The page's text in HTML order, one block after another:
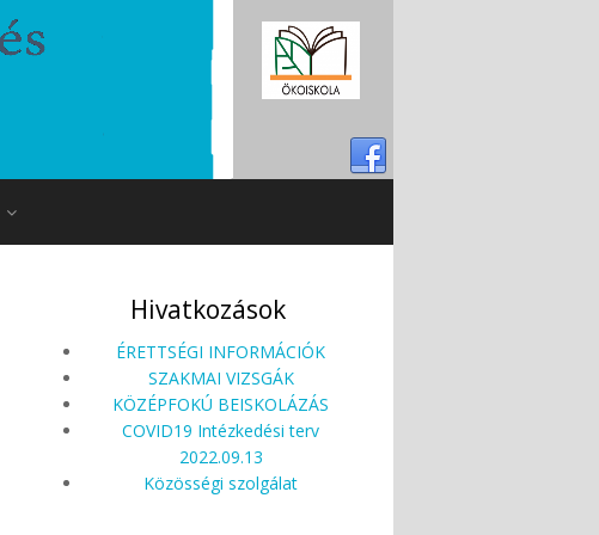
Hivatkozások
ÉRETTSÉGI INFORMÁCIÓK
SZAKMAI VIZSGÁK
KÖZÉPFOKÚ BEISKOLÁZÁS
COVID19 Intézkedési terv
2022.09.13
Közösségi szolgálat